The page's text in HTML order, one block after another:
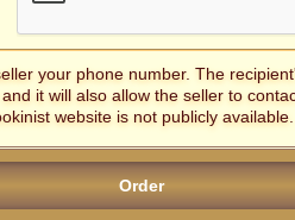
your phone number. The
it will also allow the seller to
website is not publicly available.